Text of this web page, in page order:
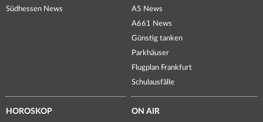
Südhessen News
A5 News
A661 News
Günstig tanken
Parkhäuser
Flugplan Frankfurt
Schulausfälle
HOROSKOP ON AIR